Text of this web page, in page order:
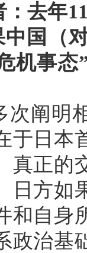
去年
国（
机事
次阐明
于日本
真正的
日方如
和自身
政治基